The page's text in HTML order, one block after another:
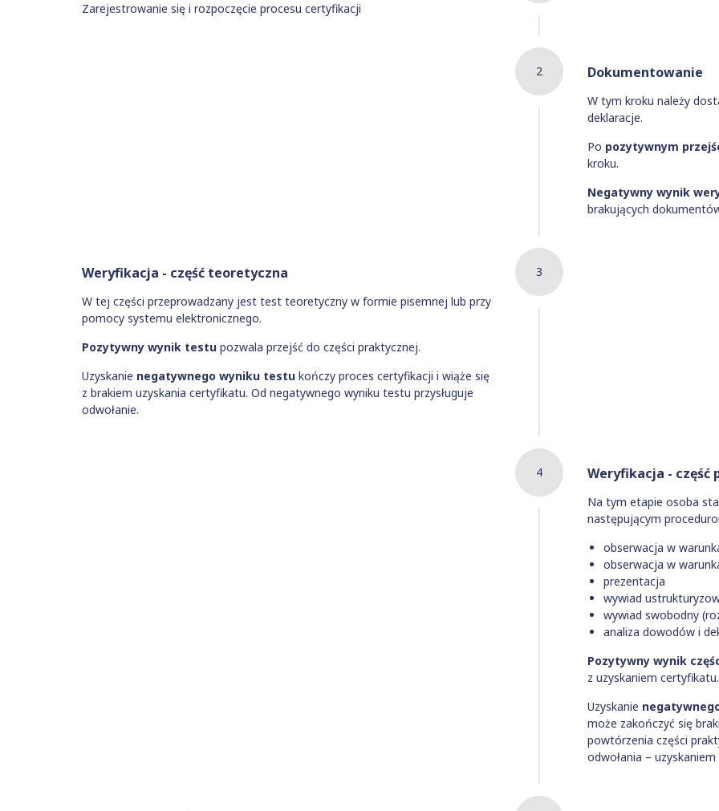
Zarejestrowanie się i rozpoczęcie procesu certyfikacji
2 Dokumentowanie
W tym kroku należy
deklaracje.
Po pozytywnym
kroku.
Negatywny wynik
brakujących
3
Weryfikacja - część teoretyczna
W tej części przeprowadzany jest test teoretyczny w formie pisemnej lub przy
pomocy systemu elektronicznego.
Pozytywny wynik testu pozwala przejść do części praktycznej.
Uzyskanie negatywnego wyniku testu kończy proces certyfikacji i wiąże się
z brakiem uzyskania certyfikatu. Od negatywnego wyniku testu przysługuje
odwołanie.
4 Weryfikacja - część
Na tym etapie osoba
następującym
obserwacja w
obserwacja w
prezentacja
wywiad
wywiad swobodny
analiza dowodów i
Pozytywny wynik
z uzyskaniem certyfikatu.
Uzyskanie
może zakończyć się
powtórzenia części
odwołania –